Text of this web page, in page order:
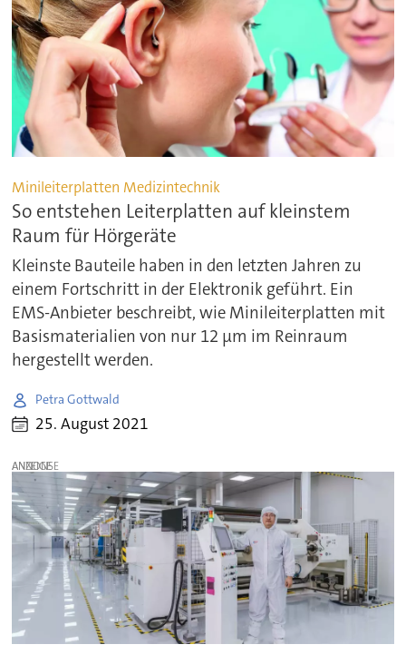
Minileiterplatten Medizintechnik
So entstehen Leiterplatten auf kleinstem
Raum für Hörgeräte
Kleinste Bauteile haben in den letzten Jahren zu
einem Fortschritt in der Elektronik geführt. Ein
EMS-Anbieter beschreibt, wie Minileiterplatten mit
Basismaterialien von nur 12 μm im Reinraum
hergestellt werden.
Petra Gottwald
25. August 2021
ANZEIGE